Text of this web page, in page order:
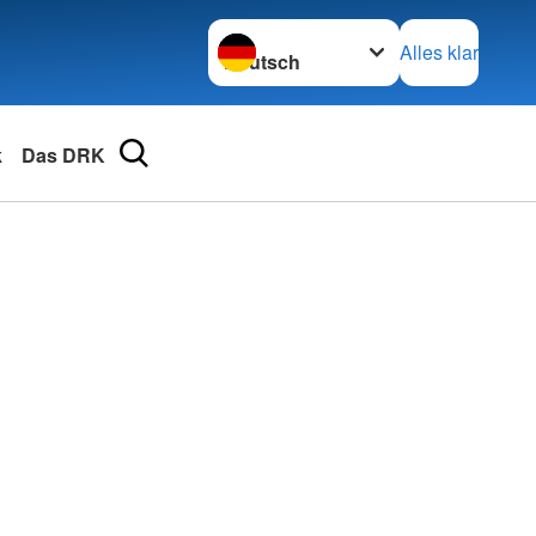
Sprache wechseln zu
Alles klar
Das DRK